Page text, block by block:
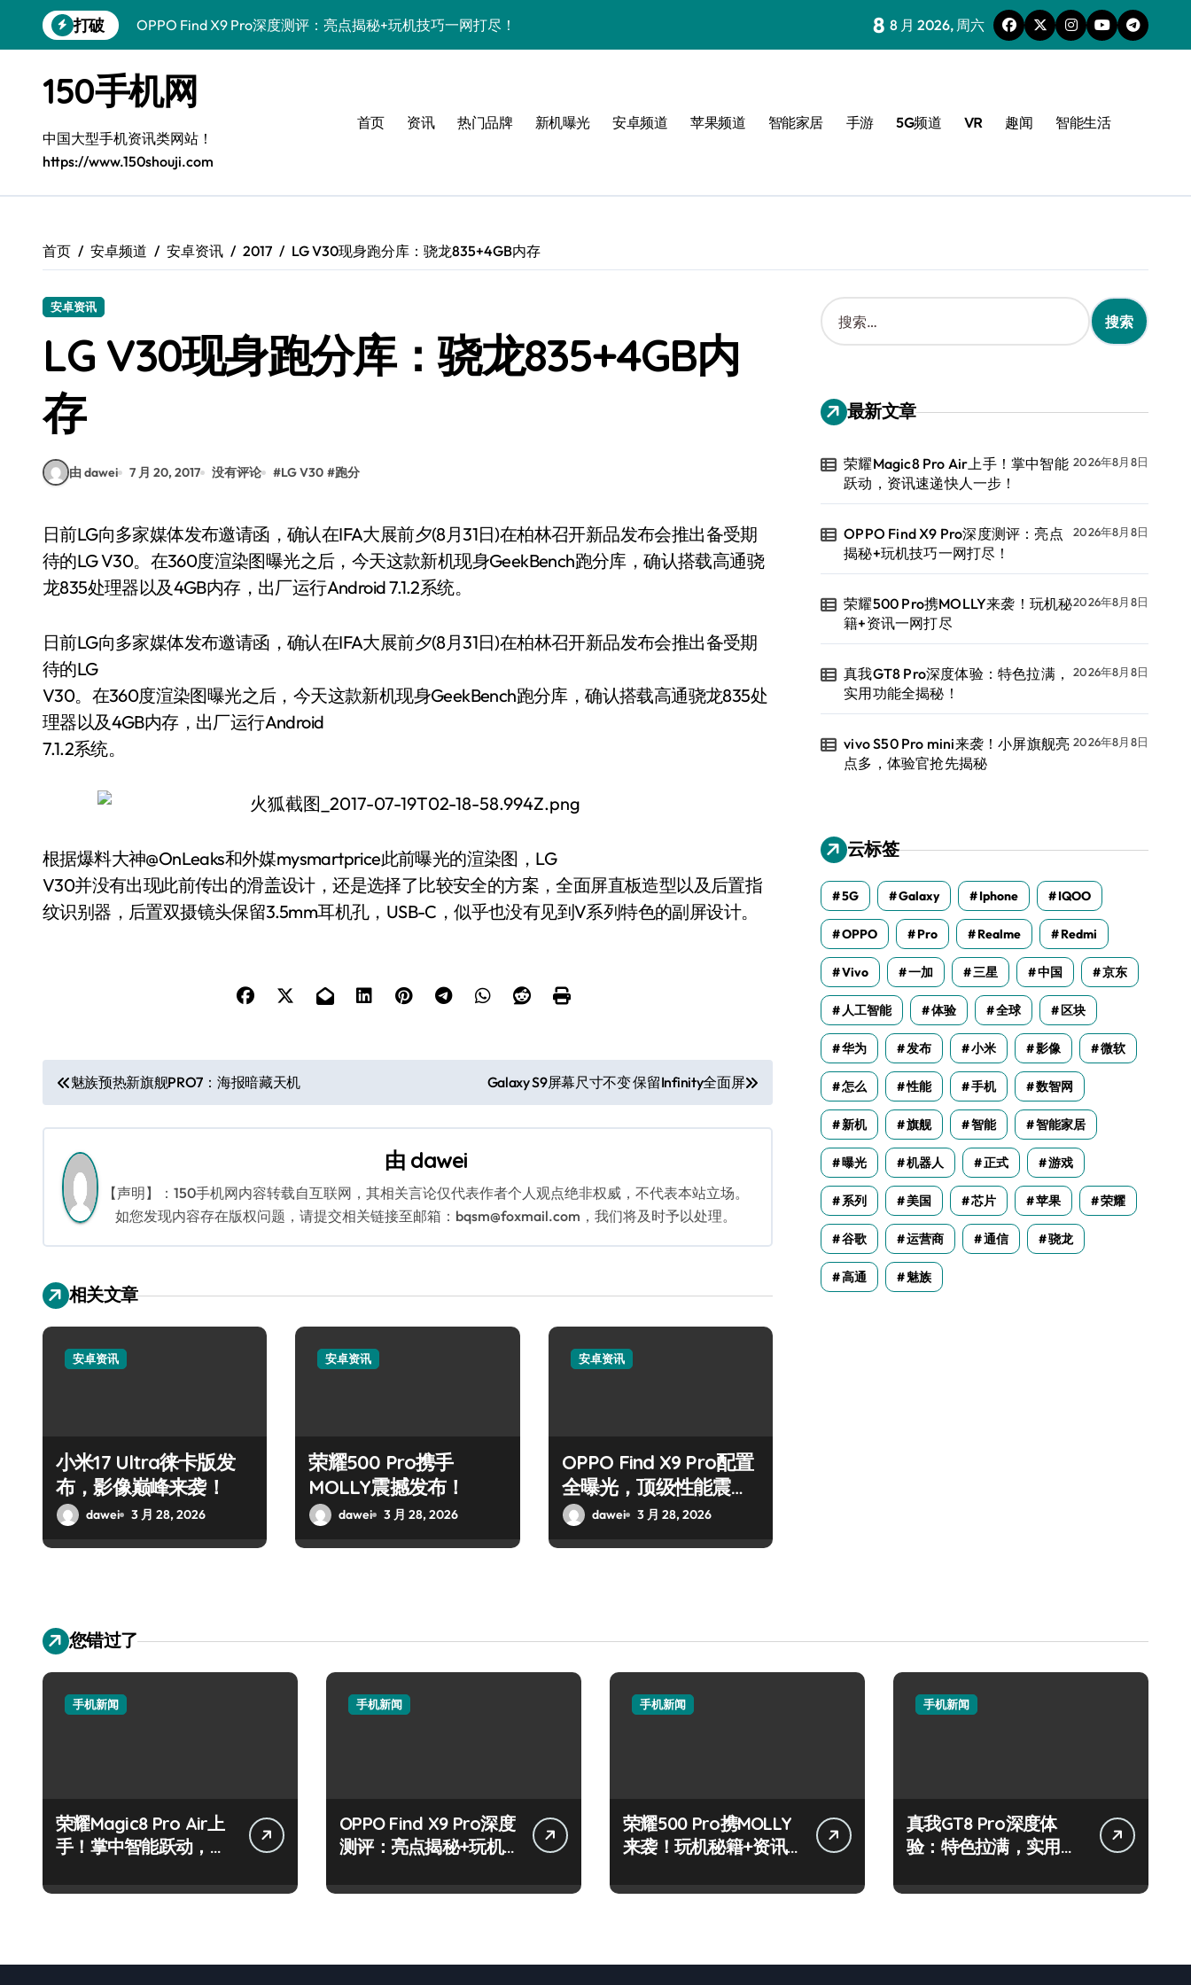
到
打破
OPPO Find X9 Pro深度测评：亮点揭秘+玩机技巧一网打尽！
真我GT8 Pro深度体验：特色拉满，实用功能全揭秘！
vivo S50 Pro mini来袭！小屏旗舰亮点多，体验官抢先揭秘
REDMI K90深度揭秘！亮点配置全公开，体验官力荐！
华为nova 15 Ultra新功能解锁，优惠来袭速来体验！
iPhone 17e来袭！性能配置大升级，速看体验官深度解析
荣耀Magic8 Pro Air上手！掌中智能跃动，资讯速递快人一步！
8 8 月 2026, 周六
150手机网
中国大型手机资讯类网站！
https://www.150shouji.com
首页 资讯 热门品牌 新机曝光 安卓频道 苹果频道 智能家居 手游 5G频道 VR 趣闻 智能生活
首页 安卓频道 安卓资讯 2017 LG V30现身跑分库：骁龙835+4GB内存
安卓资讯
LG V30现身跑分库：骁龙835+4GB内
存
由 dawei 7 月 20, 2017 没有评论 #LG V30 #跑分
日前LG向多家媒体发布邀请函，确认在IFA大展前夕(8月31日)在柏林召开新品发布会推出备受期
待的LG V30。在360度渲染图曝光之后，今天这款新机现身GeekBench跑分库，确认搭载高通骁
龙835处理器以及4GB内存，出厂运行Android 7.1.2系统。
日前LG向多家媒体发布邀请函，确认在IFA大展前夕(8月31日)在柏林召开新品发布会推出备受期
待的LG
V30。在360度渲染图曝光之后，今天这款新机现身GeekBench跑分库，确认搭载高通骁龙835处
理器以及4GB内存，出厂运行Android
7.1.2系统。
根据爆料大神@OnLeaks和外媒mysmartprice此前曝光的渲染图，LG
V30并没有出现此前传出的滑盖设计，还是选择了比较安全的方案，全面屏直板造型以及后置指
纹识别器，后置双摄镜头保留3.5mm耳机孔，USB-C，似乎也没有见到V系列特色的副屏设计。
文
章
导
航
魅族预热新旗舰PRO7：海报暗藏天机 Galaxy S9屏幕尺寸不变 保留Infinity全面屏
由 dawei
【声明】：150手机网内容转载自互联网，其相关言论仅代表作者个人观点绝非权威，不代表本站立场。
如您发现内容存在版权问题，请提交相关链接至邮箱：bqsm@foxmail.com，我们将及时予以处理。
相关文章
安卓资讯
小米17 Ultra徕卡版发
布，影像巅峰来袭！
dawei 3 月 28, 2026
安卓资讯
荣耀500 Pro携手
MOLLY震撼发布！
dawei 3 月 28, 2026
安卓资讯
OPPO Find X9 Pro配置
全曝光，顶级性能震撼
来袭！
dawei 3 月 28, 2026
搜
索
：
最新文章
荣耀Magic8 Pro Air上手！掌中智能
跃动，资讯速递快人一步！
2026年8月8日
OPPO Find X9 Pro深度测评：亮点
揭秘+玩机技巧一网打尽！
2026年8月8日
荣耀500 Pro携MOLLY来袭！玩机秘
籍+资讯一网打尽
2026年8月8日
真我GT8 Pro深度体验：特色拉满，
实用功能全揭秘！
2026年8月8日
vivo S50 Pro mini来袭！小屏旗舰亮
点多，体验官抢先揭秘
2026年8月8日
云标签
5G Galaxy Iphone IQOO
OPPO Pro Realme Redmi
Vivo 一加 三星 中国 京东
人工智能 体验 全球 区块
华为 发布 小米 影像 微软
怎么 性能 手机 数智网
新机 旗舰 智能 智能家居
曝光 机器人 正式 游戏
系列 美国 芯片 苹果 荣耀
谷歌 运营商 通信 骁龙
高通 魅族
您错过了
手机新闻
荣耀Magic8 Pro Air上
手！掌中智能跃动，资
手机新闻
OPPO Find X9 Pro深度
测评：亮点揭秘+玩机
手机新闻
荣耀500 Pro携MOLLY
来袭！玩机秘籍+资讯
手机新闻
真我GT8 Pro深度体
验：特色拉满，实用功